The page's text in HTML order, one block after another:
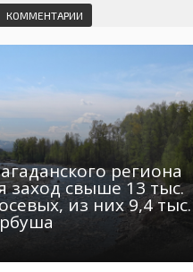
Маршруты. Улицы, остановки
Автобусы Магадан – Аэропорт
Таблица приливов отливов
Мошенники
Интернет
Браконьеры
КОММЕНТАРИИ
региона
заход свыше 13 тыс.
из них 9,4 тыс.